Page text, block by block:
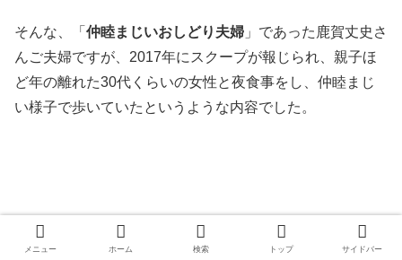
そんな、「 仲睦まじいおしどり夫婦 」であった鹿賀丈史さ
んご夫婦ですが、2017年にスクープが報じられ、 親子ほ
ど年の離れた30代くらいの女性と夜食事をし、仲睦まじ
い様子で歩いていたというような内容でした。
メニュー ホーム 検索 トップ サイドバー